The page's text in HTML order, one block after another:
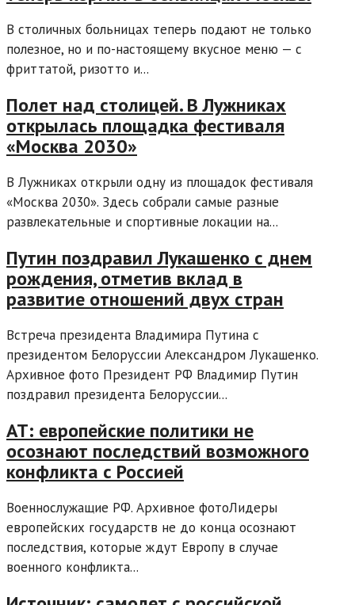
В столичных больницах теперь подают не только
полезное, но и по-настоящему вкусное меню — с
фриттатой, ризотто и...
Полет над столицей. В Лужниках
открылась площадка фестиваля
«Москва 2030»
В Лужниках открыли одну из площадок фестиваля
«Москва 2030». Здесь собрали самые разные
развлекательные и спортивные локации на...
Путин поздравил Лукашенко с днем
рождения, отметив вклад в
развитие отношений двух стран
Встреча президента Владимира Путина с
президентом Белоруссии Александром Лукашенко.
Архивное фото Президент РФ Владимир Путин
поздравил президента Белоруссии...
AT: европейские политики не
осознают последствий возможного
конфликта с Россией
Военнослужащие РФ. Архивное фотоЛидеры
европейских государств не до конца осознают
последствия, которые ждут Европу в случае
военного конфликта...